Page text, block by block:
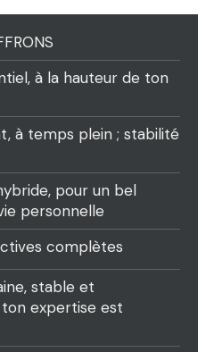
à la hauteur de ton
à temps plein ; stabilité
pour un bel
personnelle
complètes
stable et
expertise est